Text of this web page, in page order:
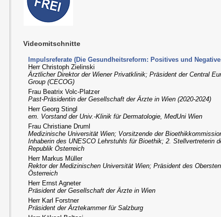
Videomitschnitte
Impulsreferate (Die Gesundheitsreform: Positives und
Herr Christoph Zielinski
Ärztlicher Direktor der Wiener Privatklinik; Präsident der Central
Group (CECOG)
Frau Beatrix Volc-Platzer
Past-Präsidentin der Gesellschaft der Ärzte in Wien (2020-2024)
Herr Georg Stingl
em. Vorstand der Univ.-Klinik für Dermatologie, MedUni Wien
Frau Christiane Druml
Medizinische Universität Wien; Vorsitzende der
Inhaberin des UNESCO Lehrstuhls für Bioethik; 2. Stellvertreterin
Republik Österreich
Herr Markus Müller
Rektor der Medizinischen Universität Wien; Präsident des
Österreich
Herr Ernst Agneter
Präsident der Gesellschaft der Ärzte in Wien
Herr Karl Forstner
Präsident der Ärztekammer für Salzburg